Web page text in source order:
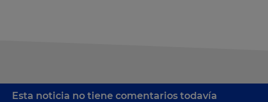
Esta noticia no tiene comentarios todavía